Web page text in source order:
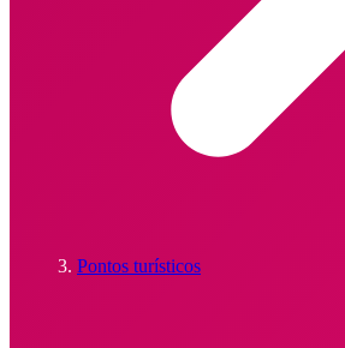
Pontos turísticos